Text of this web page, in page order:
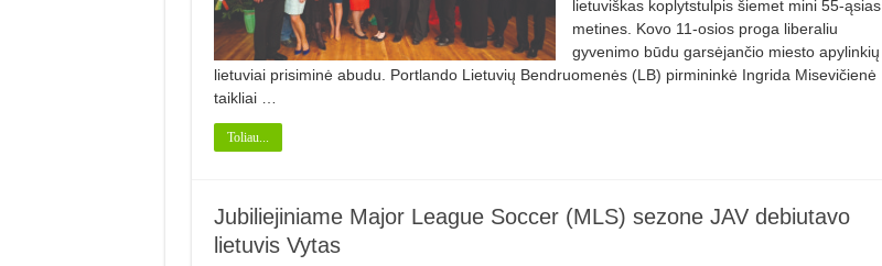
lietuviškas koplytstulpis šiemet mini 55-ąsias
metines. Kovo 11-osios proga liberaliu
gyvenimo būdu garsėjančio miesto apylinkių
lietuviai prisiminė abudu. Portlando Lietuvių Bendruomenės (LB) pirmininkė Ingrida Misevičienė
taikliai …
Toliau...
Jubiliejiniame Major League Soccer (MLS) sezone JAV debiutavo
lietuvis Vytas